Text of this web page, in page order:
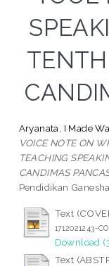
Aryanata, I Made
VOICE NOTE ON
TEACHING
CANDIMAS
Pendidikan Ganesha.
Text
1712021243-
Download
Text